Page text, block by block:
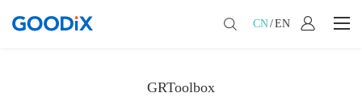
CN/EN
GRToolbox